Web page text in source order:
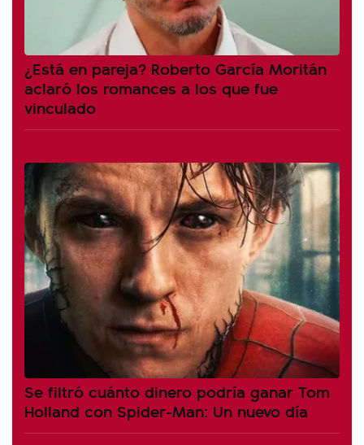
¿Está en pareja? Roberto García Moritán
aclaró los romances a los que fue
vinculado
Se filtró cuánto dinero podría ganar Tom
Holland con Spider-Man: Un nuevo día